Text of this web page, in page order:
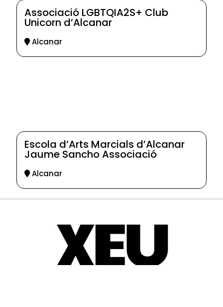
Associació LGBTQIA2S+ Club
Unicorn d’Alcanar
Alcanar
Escola d’Arts Marcials d’Alcanar
Jaume Sancho Associació
Alcanar